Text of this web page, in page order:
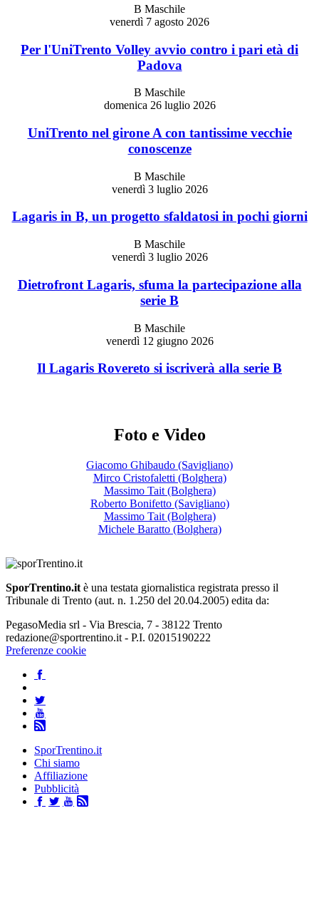
B Maschile
venerdì 7 agosto 2026
Per l'UniTrento Volley avvio contro i pari età di
Padova
B Maschile
domenica 26 luglio 2026
UniTrento nel girone A con tantissime vecchie
conoscenze
B Maschile
venerdì 3 luglio 2026
Lagaris in B, un progetto sfaldatosi in pochi giorni
B Maschile
venerdì 3 luglio 2026
Dietrofront Lagaris, sfuma la partecipazione alla
serie B
B Maschile
venerdì 12 giugno 2026
Il Lagaris Rovereto si iscriverà alla serie B
Foto e Video
Giacomo Ghibaudo (Savigliano)
Mirco Cristofaletti (Bolghera)
Massimo Tait (Bolghera)
Roberto Bonifetto (Savigliano)
Massimo Tait (Bolghera)
Michele Baratto (Bolghera)
SporTrentino.it è una testata giornalistica registrata presso il
Tribunale di Trento (aut. n. 1.250 del 20.04.2005) edita da:
PegasoMedia srl - Via Brescia, 7 - 38122 Trento
redazione@sportrentino.it - P.I. 02015190222
Preferenze cookie
SporTrentino.it
Chi siamo
Affiliazione
Pubblicità